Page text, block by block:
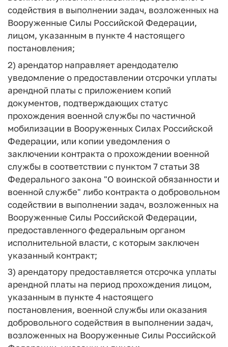
содействия в выполнении задач, возложенных на
Вооруженные Силы Российской Федерации,
лицом, указанным в пункте 4 настоящего
постановления;
2) арендатор направляет арендодателю
уведомление о предоставлении отсрочки уплаты
арендной платы с приложением копий
документов, подтверждающих статус
прохождения военной службы по частичной
мобилизации в Вооруженных Силах Российской
Федерации, или копии уведомления о
заключении контракта о прохождении военной
службы в соответствии с пунктом 7 статьи 38
Федерального закона "О воинской обязанности и
военной службе" либо контракта о добровольном
содействии в выполнении задач, возложенных на
Вооруженные Силы Российской Федерации,
предоставленного федеральным органом
исполнительной власти, с которым заключен
указанный контракт;
3) арендатору предоставляется отсрочка уплаты
арендной платы на период прохождения лицом,
указанным в пункте 4 настоящего
постановления, военной службы или оказания
добровольного содействия в выполнении задач,
возложенных на Вооруженные Силы Российской